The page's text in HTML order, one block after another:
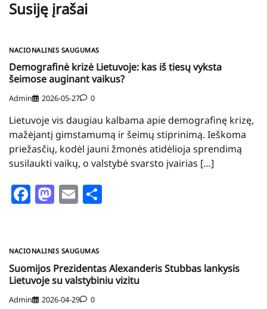
Susiję įrašai
NACIONALINIS SAUGUMAS
Demografinė krizė Lietuvoje: kas iš tiesų vyksta
šeimose auginant vaikus?
Admin 2026-05-27 0
Lietuvoje vis daugiau kalbama apie demografinę krizę,
mažėjantį gimstamumą ir šeimų stiprinimą. Ieškoma
priežasčių, kodėl jauni žmonės atidėlioja sprendimą
susilaukti vaikų, o valstybė svarsto įvairias […]
Facebook
Mastodon
Email
NACIONALINIS SAUGUMAS
Suomijos Prezidentas Alexanderis Stubbas lankysis
Lietuvoje su valstybiniu vizitu
Admin 2026-04-29 0